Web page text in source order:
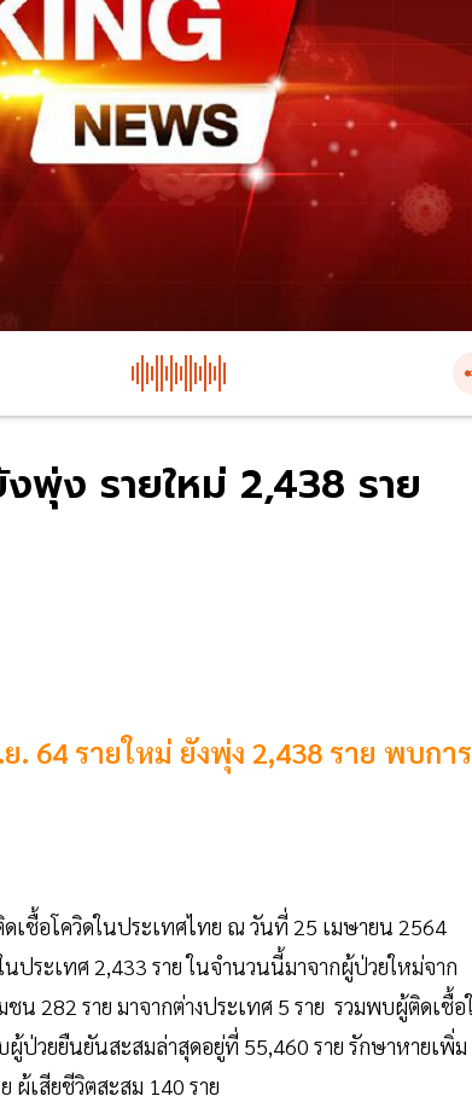
พุ่ง รายใหม่ 2,438 ราย
. 64 รายใหม่ ยังพุ่ง 2,438 ราย พบการ
ดเชื้อโควิดในประเทศไทย ณ วันที่ 25 เมษายน 2564
ประเทศ 2,433 ราย ในจำนวนนี้มาจากผู้ป่วยใหม่จาก
น 282 ราย มาจากต่างประเทศ 5 ราย รวมพบผู้ติดเชื้อ
ผู้ป่วยยืนยันสะสมล่าสุดอยู่ที่ 55,460 ราย รักษาหายเพิ่ม
ผู้เสียชีวิตสะสม 140 ราย